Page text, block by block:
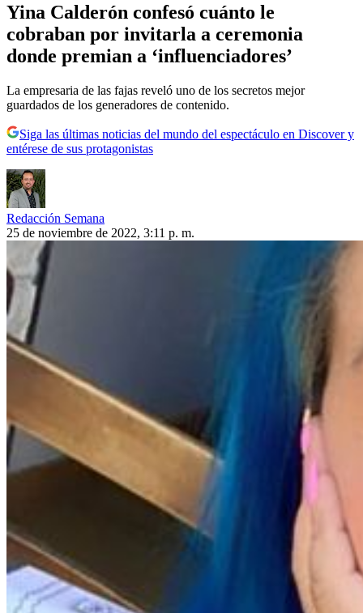
Yina Calderón confesó cuánto le
cobraban por invitarla a ceremonia
donde premian a ‘influenciadores’
La empresaria de las fajas reveló uno de los secretos mejor
guardados de los generadores de contenido.
Siga las últimas noticias del mundo del espectáculo en Discover y
entérese de sus protagonistas
Redacción Semana
25 de noviembre de 2022, 3:11 p. m.